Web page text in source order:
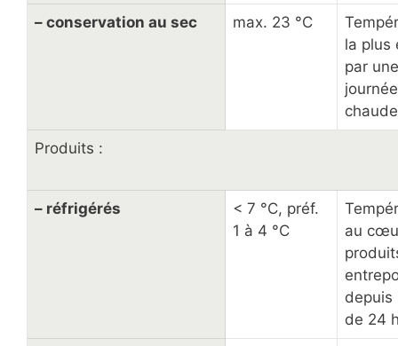
– conservation au sec max. 23 °C
la plus
par une
chaude
Produits :
– réfrigérés
< 7 °C, préf.
1 à 4 °C
au
depuis
de 24